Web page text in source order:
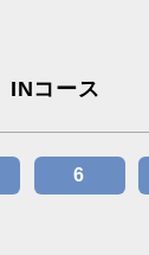
INコース
6